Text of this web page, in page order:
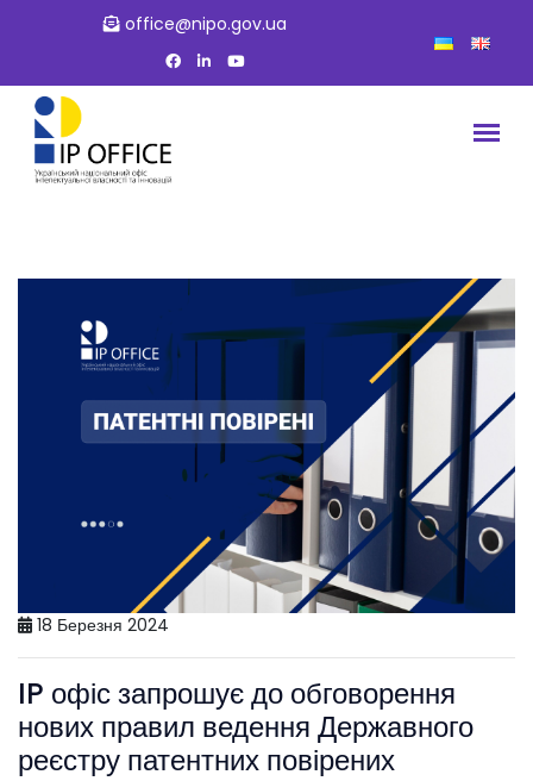
office@nipo.gov.ua
18 Березня 2024
IP офіс запрошує до обговорення
нових правил ведення Державного
реєстру патентних повірених